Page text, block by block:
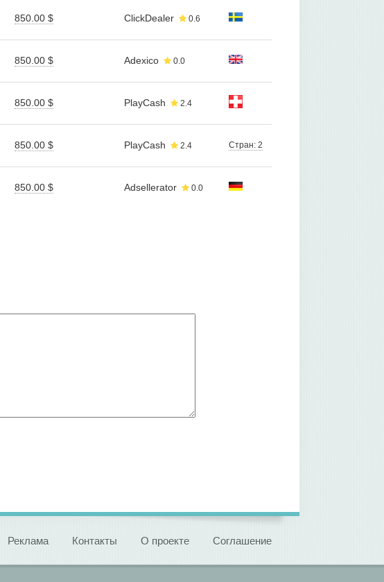
850.00 $ ClickDealer 0.6
850.00 $ Adexico 0.0
850.00 $ PlayCash 2.4
850.00 $ PlayCash 2.4 Стран: 2
850.00 $ Adsellerator 0.0
Реклама Контакты О проекте Соглашение